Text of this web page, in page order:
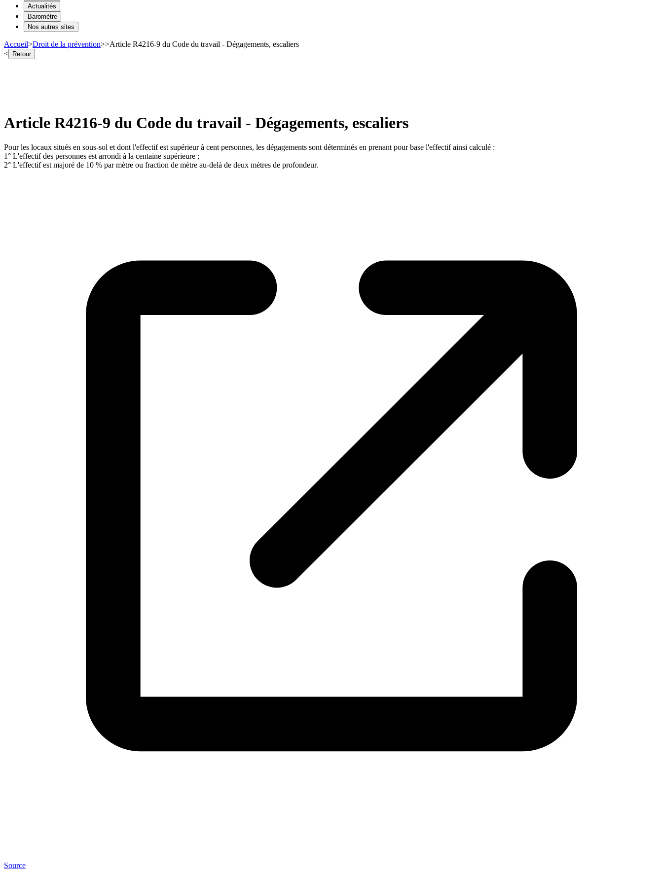
Actualités
Baromètre
Nos autres sites
Accueil>Droit de la prévention>>Article R4216-9 du Code du travail - Dégagements, escaliers
< Retour
Article R4216-9 du Code du travail - Dégagements, escaliers
Pour les locaux situés en sous-sol et dont l'effectif est supérieur à cent personnes, les dégagements sont déterminés en prenant pour base l'effectif ainsi calculé :
1° L'effectif des personnes est arrondi à la centaine supérieure ;
2° L'effectif est majoré de 10 % par mètre ou fraction de mètre au-delà de deux mètres de profondeur.
Source